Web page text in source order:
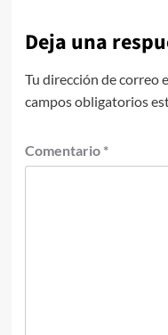
Deja una
Tu dirección de correo
campos obligatorios
Comentario *